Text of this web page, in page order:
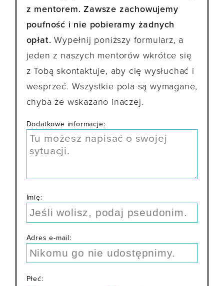
z mentorem. Zawsze zachowujemy
poufność i nie pobieramy żadnych
opłat. Wypełnij poniższy formularz, a
jeden z naszych mentorów wkrótce się
z Tobą skontaktuje, aby cię wysłuchać i
wesprzeć. Wszystkie pola są wymagane,
chyba że wskazano inaczej.
Dodatkowe informacje:
Imię:
Adres e-mail:
Płeć: